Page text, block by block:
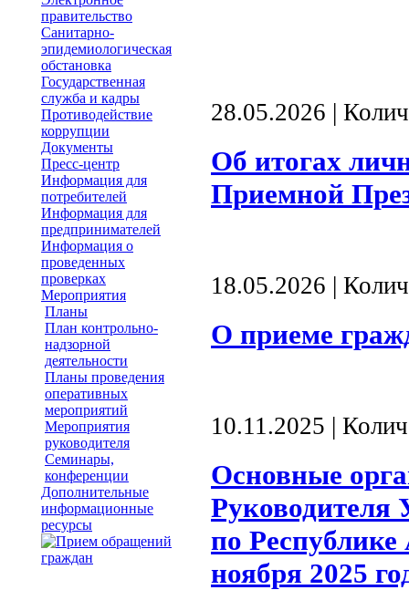
правительство
Санитарно-
эпидемиологическая
обстановка
Государственная
служба и кадры
Противодействие
коррупции
Документы
Пресс-центр
Информация для
потребителей
Информация для
предпринимателей
Информация о
проведенных
проверках
Мероприятия
Планы
План контрольно-
надзорной
деятельности
Планы проведения
оперативных
мероприятий
Мероприятия
руководителя
Семинары,
конференции
Дополнительные
информационные
ресурсы
28.05.2026 |
Об итогах
Приемной
18.05.2026 |
О приеме
10.11.2025 |
Основные
Руководителя
по Республике
ноября 2025